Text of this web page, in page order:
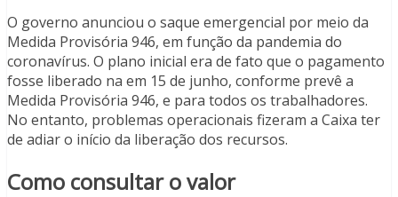
O governo anunciou o saque emergencial por meio da
Medida Provisória 946, em função da pandemia do
coronavírus. O plano inicial era de fato que o pagamento
fosse liberado na em 15 de junho, conforme prevê a
Medida Provisória 946, e para todos os trabalhadores.
No entanto, problemas operacionais fizeram a Caixa ter
de adiar o início da liberação dos recursos.
Como consultar o valor